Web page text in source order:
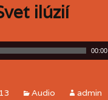
ilúzií
00:00
Audio admin